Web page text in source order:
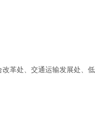
革处、交通运输发展处、低